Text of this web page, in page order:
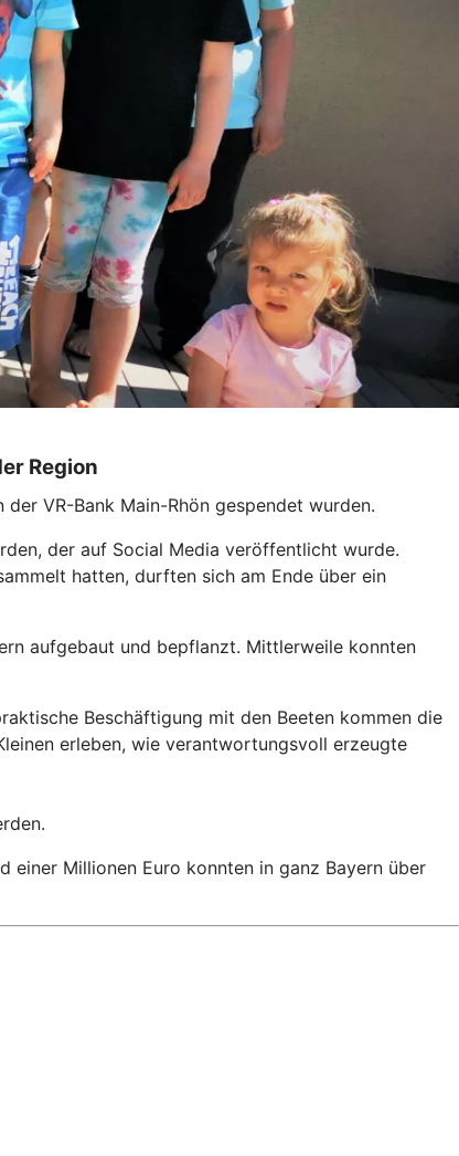
Region
VR-Bank Main-Rhön gespendet wurden.
der auf Social Media veröffentlicht wurde.
hatten, durften sich am Ende über ein
aufgebaut und bepflanzt. Mittlerweile konnten
Beschäftigung mit den Beeten kommen die
erleben, wie verantwortungsvoll erzeugte
einer Millionen Euro konnten in ganz Bayern über